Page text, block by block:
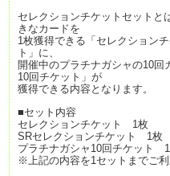
セレクションチケットセットと
きなカードを
1枚獲得できる「セレクション
ト」に、
開催中のプラチナガシャの10回
10回チケット」が
獲得できる内容となります。
■セット内容
セレクションチケット 1枚
SRセレクションチケット 1枚
プラチナガシャ10回チケット
※上記の内容を1セットまでご利